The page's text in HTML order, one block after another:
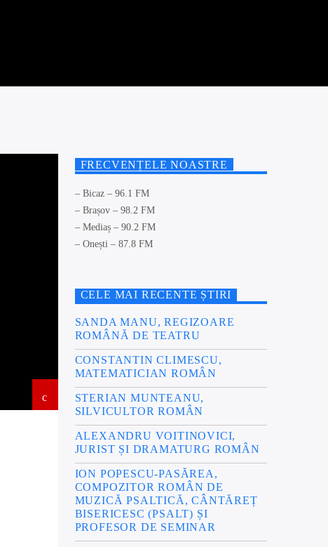
FRECVENȚELE NOASTRE
– Bicaz – 96.1 FM
– Brașov – 98.2 FM
– Mediaș – 90.2 FM
– Onești – 87.8 FM
CELE MAI RECENTE ȘTIRI
SANDA MANU, REGIZOARE
ROMÂNĂ DE TEATRU
CONSTANTIN CLIMESCU,
MATEMATICIAN ROMÂN
STERIAN MUNTEANU,
SILVICULTOR ROMÂN
ALEXANDRU VOITINOVICI,
JURIST ȘI DRAMATURG ROMÂN
ION POPESCU-PASĂREA,
COMPOZITOR ROMÂN DE
MUZICĂ PSALTICĂ, CÂNTĂREȚ
BISERICESC (PSALT) ȘI
PROFESOR DE SEMINAR